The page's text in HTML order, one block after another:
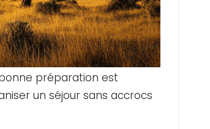
préparation est
un séjour sans accrocs